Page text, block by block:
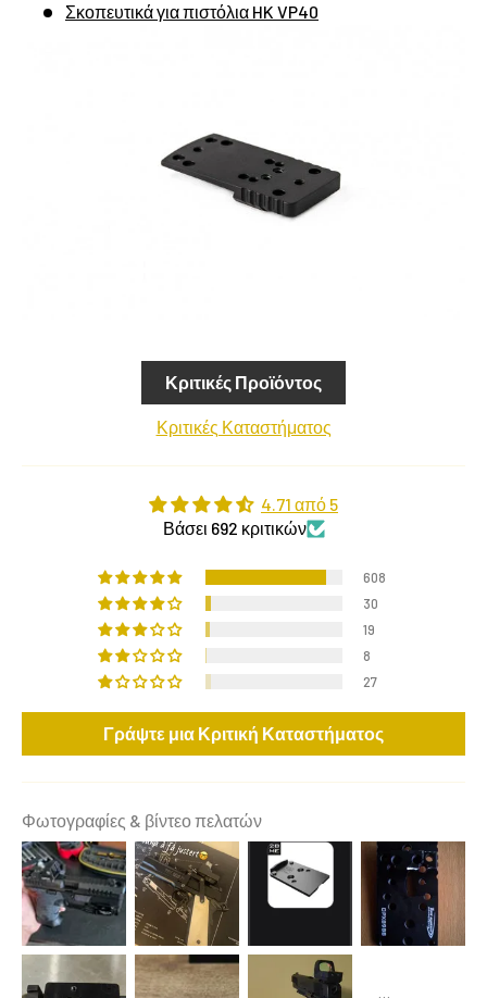
Σκοπευτικά για πιστόλια HK VP40
Κριτικές Προϊόντος
Κριτικές Καταστήματος
4.71 από 5
Βάσει 692 κριτικών
608
30
19
8
27
Γράψτε μια Κριτική Καταστήματος
Φωτογραφίες & βίντεο πελατών